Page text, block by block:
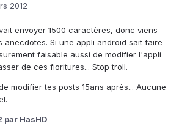
2012
envoyer 1500 caractères, donc viens
anecdotes. Si une appli android sait faire
faisable aussi de modifier l'appli
de ces fioritures... Stop troll.
modifier tes posts 15ans après... Aucune
par HasHD